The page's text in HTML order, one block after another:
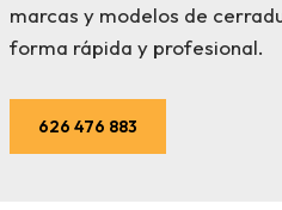
marcas y modelos de
forma rápida y profesional.
626 476 883